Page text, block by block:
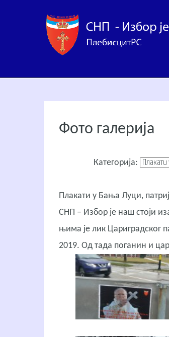
Фото галерија
Категорија:
Плакати у Бања Луци,
СНП – Избор је наш стоји
њима је лик Цариградског
2019. Од тада поганин и